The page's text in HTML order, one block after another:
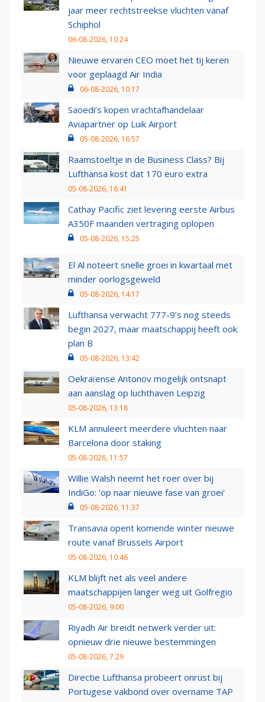
jaar meer rechtstreekse vluchten vanaf
Schiphol
06-08-2026, 10:24
Nieuwe ervaren CEO moet het tij keren
voor geplaagd Air India
06-08-2026, 10:17
Saoedi’s kopen vrachtafhandelaar
Aviapartner op Luik Airport
05-08-2026, 16:57
Raamstoeltje in de Business Class? Bij
Lufthansa kost dat 170 euro extra
05-08-2026, 16:41
Cathay Pacific ziet levering eerste Airbus
A350F maanden vertraging oplopen
05-08-2026, 15:25
El Al noteert snelle groei in kwartaal met
minder oorlogsgeweld
05-08-2026, 14:17
Lufthansa verwacht 777-9’s nog steeds
begin 2027, maar maatschappij heeft ook
plan B
05-08-2026, 13:42
Oekraïense Antonov mogelijk ontsnapt
aan aanslag op luchthaven Leipzig
05-08-2026, 13:18
KLM annuleert meerdere vluchten naar
Barcelona door staking
05-08-2026, 11:57
Willie Walsh neemt het roer over bij
IndiGo: 'op naar nieuwe fase van groei'
05-08-2026, 11:37
Transavia opent komende winter nieuwe
route vanaf Brussels Airport
05-08-2026, 10:46
KLM blijft net als veel andere
maatschappijen langer weg uit Golfregio
05-08-2026, 9:00
Riyadh Air breidt netwerk verder uit:
opnieuw drie nieuwe bestemmingen
05-08-2026, 7:29
Directie Lufthansa probeert onrust bij
Portugese vakbond over overname TAP